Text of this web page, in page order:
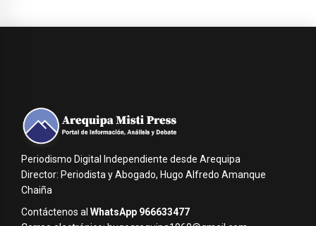
Periodismo Digital Independiente desde Arequipa
Director: Periodista y Abogado, Hugo Alfredo Amanque
Chaiña
Contáctenos al WhatsApp 966633477